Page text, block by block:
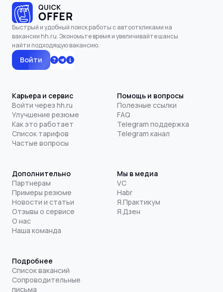
Быстрый и удобный поиск работы с автооткликами на
вакансии hh.ru. Экономьте время и увеличивайте шансы
найти подходящую вакансию.
Войти
Карьера и сервис
Войти через hh.ru
Улучшение резюме
Как это работает
Список тарифов
Частые вопросы
Помощь и вопросы
Полезные ссылки
FAQ
Telegram поддержка
Telegram канал
Дополнительно
Партнерам
Примеры резюме
Новости и статьи
Отзывы о сервисе
О нас
Наша команда
Мы в медиа
VC
Habr
Я.Практикум
Я.Дзен
Подробнее
Список вакансий
Сопроводительные
письма